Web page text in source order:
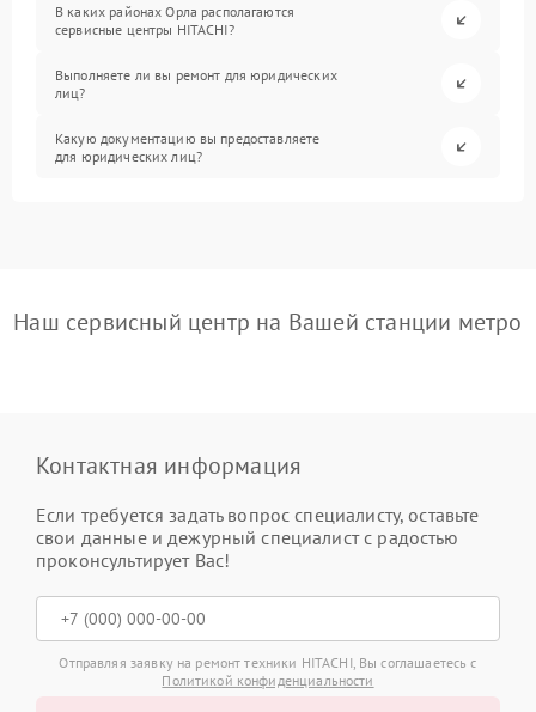
В каких районах Орла располагаются
сервисные центры HITACHI?
Выполняете ли вы ремонт для юридических
лиц?
Какую документацию вы предоставляете
для юридических лиц?
Наш сервисный центр на Вашей станции метро
Контактная информация
Если требуется задать вопрос специалисту, оставьте
свои данные и дежурный специалист с радостью
проконсультирует Вас!
Отправляя заявку на ремонт техники HITACHI, Вы соглашаетесь с
Политикой конфиденциальности